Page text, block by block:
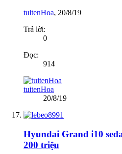
tuitenHoa, 20/8/19
Trả lời:
0
Đọc:
914
tuitenHoa
20/8/19
Hyundai Grand i10
200 triệu